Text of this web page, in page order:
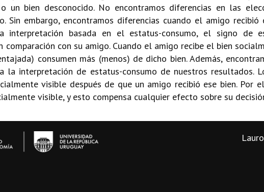
un bien desconocido. No encontramos diferencias en las
Sin embargo, encontramos diferencias cuando el amigo
interpretación basada en el estatus-consumo, el signo de
con su amigo. Cuando el amigo recibe el bien
consumen más (menos) de dicho bien. Además,
la interpretación de estatus-consumo de nuestros resultados.
visible después de que un amigo recibió ese bien. Por
visible, y esto compensa cualquier efecto sobre su